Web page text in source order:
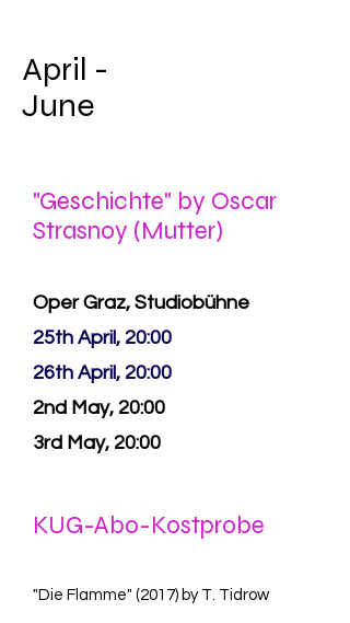
April -
June
"Geschichte" by Oscar
Strasnoy (Mutter)
Oper Graz, Studiobühne
25th April, 20:00
26th April, 20:00
2nd May, 20:00
3rd May, 20:00
KUG-Abo-Kostprobe
"Die Flamme" (2017) by T. Tidrow